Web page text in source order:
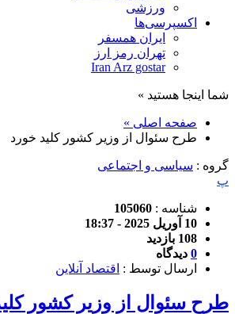
ورزشی
اکسپرسی‌ها
ایران همسفر
تهران رمز ارز
Iran Arz gostar
شما اینجا هستید »
صفحه اصلی »
طرح سئوال از وزیر کشور کلید خورد
گروه : سیاسی و اجتماعی
پ
شناسه : 105060
10 آوریل 2025 - 18:37
108 بازدید
0 دیدگاه
ارسال توسط : اقتصاد آنلاین
طرح سئوال از وزیر کشور